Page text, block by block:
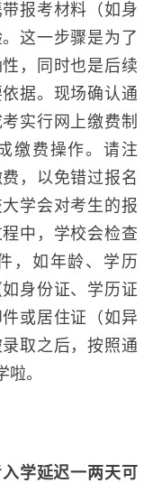
报考材料（如身
这一步骤是为了
，同时也是后续
据。现场确认通
实行网上缴费制
缴费操作。请注
，以免错过报名
学会对考生的报
中，学校会检查
，如年龄、学历
身份证、学历证
或居住证（如异
取之后，按照通
。
学延迟一两天可